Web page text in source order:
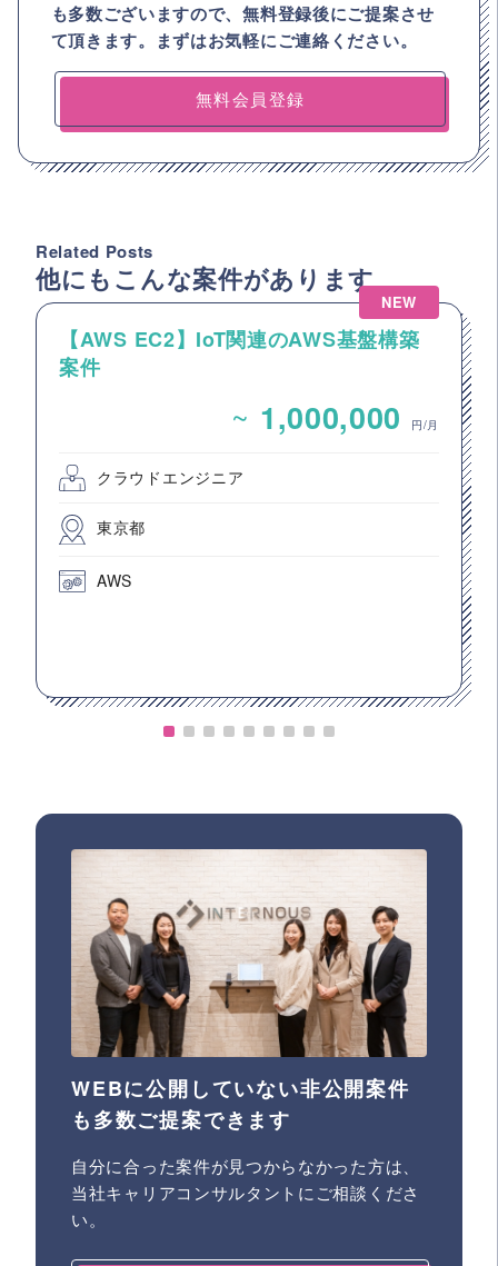
も多数ございますので、無料登録後にご提案させ
て頂きます。まずはお気軽にご連絡ください。
無料会員登録
Related Posts
他にもこんな案件があります
NEW
【AWS EC2】IoT関連のAWS基盤構築
案件
~ 1,000,000 円/月
クラウドエンジニア
東京都
AWS
WEBに公開していない非公開案件
も多数ご提案できます
自分に合った案件が見つからなかった方は、
当社キャリアコンサルタントにご相談くださ
い。